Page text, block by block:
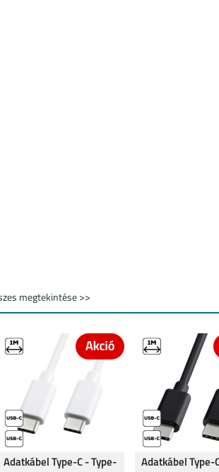
megtekintése >>
Adatkábel Type-C - Type-
Adatkábel Type-